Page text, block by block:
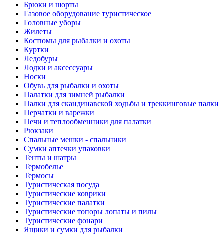
Брюки и шорты
Газовое оборудование туристическое
Головные уборы
Жилеты
Костюмы для рыбалки и охоты
Куртки
Ледобуры
Лодки и аксессуары
Носки
Обувь для рыбалки и охоты
Палатки для зимней рыбалки
Палки для скандинавской ходьбы и треккинговые палки
Перчатки и варежки
Печи и теплообменники для палатки
Рюкзаки
Спальные мешки - спальники
Сумки аптечки упаковки
Тенты и шатры
Термобелье
Термосы
Туристическая посуда
Туристические коврики
Туристические палатки
Туристические топоры лопаты и пилы
Туристические фонари
Ящики и сумки для рыбалки